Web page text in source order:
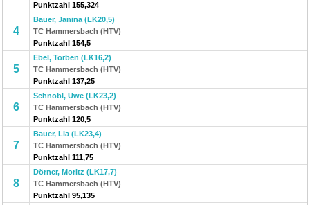
Punktzahl 155,324
4
Bauer, Janina (LK20,5)
TC Hammersbach (HTV)
Punktzahl 154,5
5
Ebel, Torben (LK16,2)
TC Hammersbach (HTV)
Punktzahl 137,25
6
Schnobl, Uwe (LK23,2)
TC Hammersbach (HTV)
Punktzahl 120,5
7
Bauer, Lia (LK23,4)
TC Hammersbach (HTV)
Punktzahl 111,75
8
Dörner, Moritz (LK17,7)
TC Hammersbach (HTV)
Punktzahl 95,135